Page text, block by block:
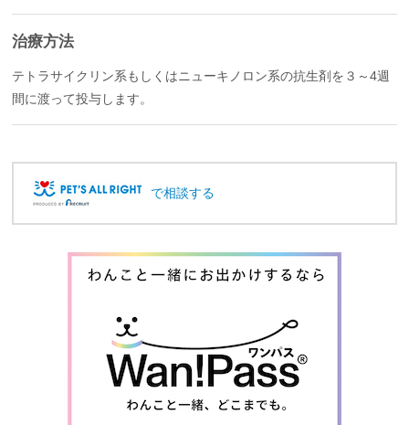
治療方法
テトラサイクリン系もしくはニューキノロン系の抗生剤を３～4週
間に渡って投与します。
で相談する